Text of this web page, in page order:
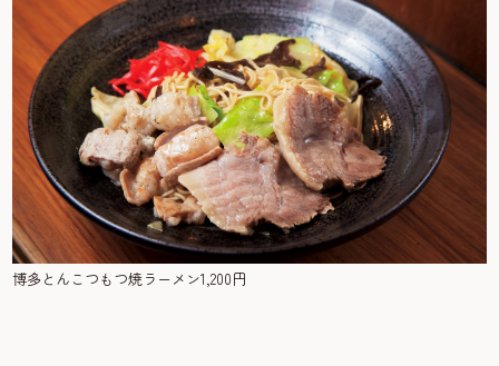
博多とんこつもつ焼ラーメン1,200円